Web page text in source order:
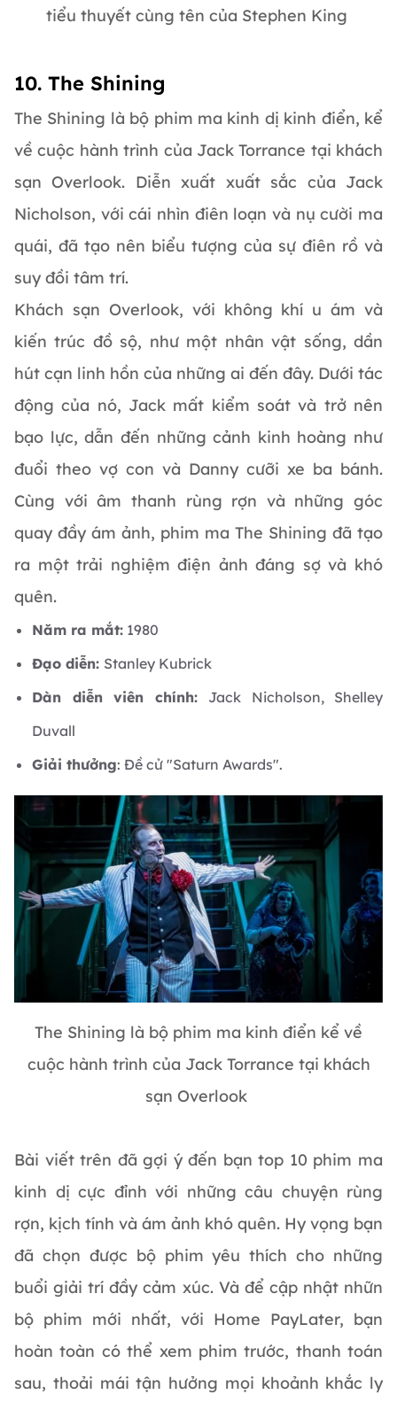
tiểu thuyết cùng tên của Stephen King
10. The Shining
The Shining là bộ phim ma kinh dị kinh điển, kể
về cuộc hành trình của Jack Torrance tại khách
sạn Overlook. Diễn xuất xuất sắc của Jack
Nicholson, với cái nhìn điên loạn và nụ cười ma
quái, đã tạo nên biểu tượng của sự điên rồ và
suy đồi tâm trí.
Khách sạn Overlook, với không khí u ám và
kiến trúc đồ sộ, như một nhân vật sống, dần
hút cạn linh hồn của những ai đến đây. Dưới tác
động của nó, Jack mất kiểm soát và trở nên
bạo lực, dẫn đến những cảnh kinh hoàng như
đuổi theo vợ con và Danny cưỡi xe ba bánh.
Cùng với âm thanh rùng rợn và những góc
quay đầy ám ảnh, phim ma The Shining đã tạo
ra một trải nghiệm điện ảnh đáng sợ và khó
quên.
Năm ra mắt: 1980
Đạo diễn: Stanley Kubrick
Dàn diễn viên chính: Jack Nicholson, Shelley
Duvall
Giải thưởng: Đề cử "Saturn Awards".
The Shining là bộ phim ma kinh điển kể về
cuộc hành trình của Jack Torrance tại khách
sạn Overlook
Bài viết trên đã gợi ý đến bạn top 10 phim ma
kinh dị cực đỉnh với những câu chuyện rùng
rợn, kịch tính và ám ảnh khó quên. Hy vọng bạn
đã chọn được bộ phim yêu thích cho những
buổi giải trí đầy cảm xúc. Và để cập nhật nhữn
bộ phim mới nhất, với Home PayLater, bạn
hoàn toàn có thể xem phim trước, thanh toán
sau, thoải mái tận hưởng mọi khoảnh khắc ly